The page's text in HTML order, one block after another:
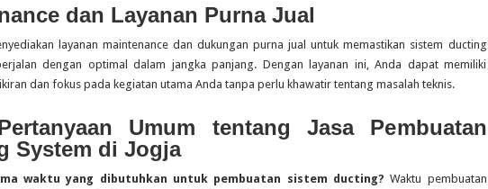
dan Layanan Purna Jual
layanan maintenance dan dukungan purna jual untuk memastikan sistem ducting
dengan optimal dalam jangka panjang. Dengan layanan ini, Anda dapat memiliki
dan fokus pada kegiatan utama Anda tanpa perlu khawatir tentang masalah teknis.
Umum tentang Jasa Pembuatan
System di Jogja
waktu yang dibutuhkan untuk pembuatan sistem ducting? Waktu pembuatan